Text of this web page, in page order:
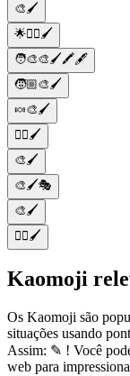
🎨🖌️
🌟💆‍♀️🖌️
🧑‍🎨🎨🖌️🖍️🖋️
🧒🏼🎨🖌️
🍬🎨🖌️
💆‍♀️🖌️
🎨🖌️
🎨🖌️🎭
🎨🖌️
🧖‍♀️🖌️
Kaomoji
Os Kaomoji são
situações usando
Assim: ✎ ! Você
web para